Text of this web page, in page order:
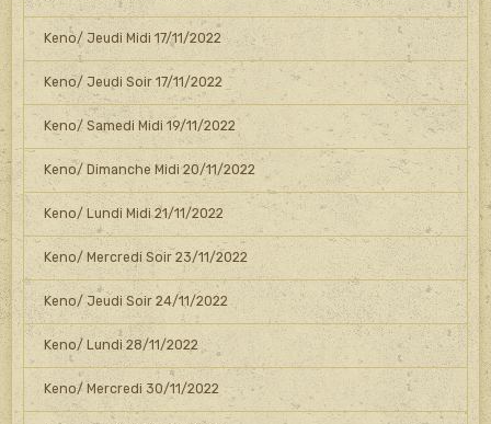
Keno/ Jeudi Midi 17/11/2022
Keno/ Jeudi Soir 17/11/2022
Keno/ Samedi Midi 19/11/2022
Keno/ Dimanche Midi 20/11/2022
Keno/ Lundi Midi 21/11/2022
Keno/ Mercredi Soir 23/11/2022
Keno/ Jeudi Soir 24/11/2022
Keno/ Lundi 28/11/2022
Keno/ Mercredi 30/11/2022